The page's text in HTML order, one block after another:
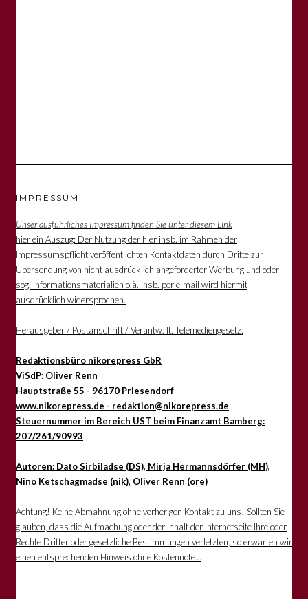
IMPRESSUM
Unser ausführliches Impressum finden Sie unter diesem Link
hier ein Auszug: Der Nutzung der hier insb. im Rahmen der
Impressumspflicht veröffentlichten Kontaktdaten durch Dritte zur
Übersendung von nicht ausdrücklich angeforderter Werbung und oder
sog. Informationsmaterialien o.ä. insb. per e-mail wird hiermit
ausdrücklich widersprochen.
Herausgeber / Postanschrift / Verantw. lt. Telemediengesetz:
Redaktionsbüro nikorepress GbR
ViSdP: Oliver Renn
Hauptstraße 55 - 96170 Priesendorf
www.nikorepress.de - redaktion@nikorepress.de
Steuernummer im Bereich UST beim Finanzamt Bamberg:
207/261/90993
Autoren: Dato Sirbiladse (DS), Mirja Hermannsdörfer (MH),
Nino Ketschagmadse (nik), Oliver Renn (ore)
Achtung! Keine Abmahnung ohne vorherigen Kontakt zu uns! Sollten Sie
glauben, dass die Aufmachung oder der Inhalt der Internetseite Ihre oder
Rechte Dritter oder gesetzliche Bestimmungen verletzten, so erwarten wir
einen entsprechenden Hinweis ohne Kostennote...